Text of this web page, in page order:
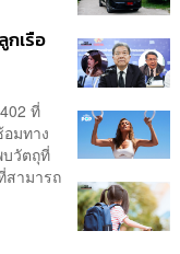
เรือ
ที่
มทาง
วัตถุที่
สามารถ